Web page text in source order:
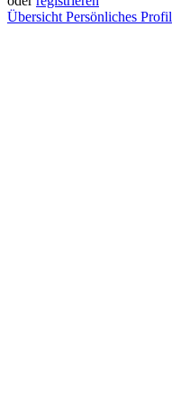
Übersicht Persönliches Profil